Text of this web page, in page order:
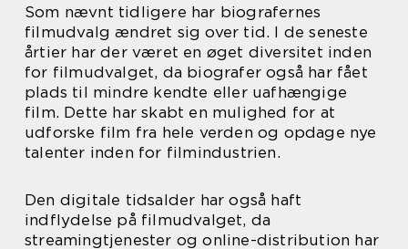
Som nævnt tidligere har biografernes
filmudvalg ændret sig over tid. I de seneste
årtier har der været en øget diversitet inden
for filmudvalget, da biografer også har fået
plads til mindre kendte eller uafhængige
film. Dette har skabt en mulighed for at
udforske film fra hele verden og opdage nye
talenter inden for filmindustrien.
Den digitale tidsalder har også haft
indflydelse på filmudvalget, da
streamingtjenester og online-distribution har